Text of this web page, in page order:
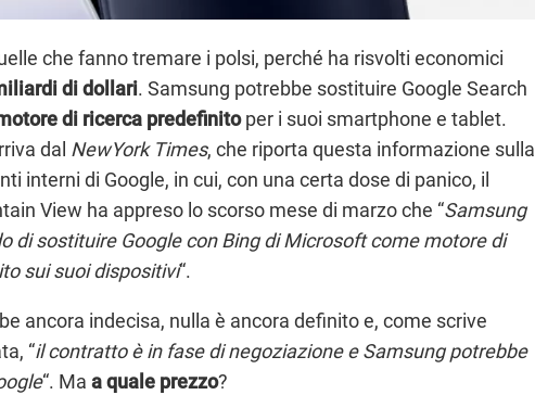
che fanno tremare i polsi, perché ha risvolti economici
di dollari. Samsung potrebbe sostituire Google Search
di ricerca predefinitoper i suoi smartphone e tablet.
dal NewYork Times, che riporta questa informazione sulla
interni di Google, in cui, con una certa dose di panico, il
View ha appreso lo scorso mese di marzo che “Samsung
di sostituire Google con Bing di Microsoft come motore di
sui suoi dispositivi“.
ancora indecisa, nulla è ancora definito e, come scrive
“il contratto è in fase di negoziazione e Samsung potrebbe
“. Ma a quale prezzo?